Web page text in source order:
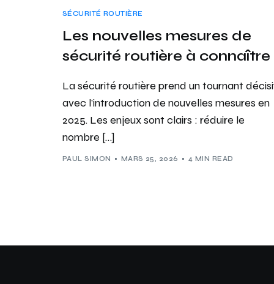
SÉCURITÉ ROUTIÈRE
Les nouvelles mesures de
sécurité routière à connaître
La sécurité routière prend un tournant
avec l’introduction de nouvelles mesures en
2025. Les enjeux sont clairs : réduire le
nombre […]
PAUL SIMON MARS 25, 2026 4 MIN READ